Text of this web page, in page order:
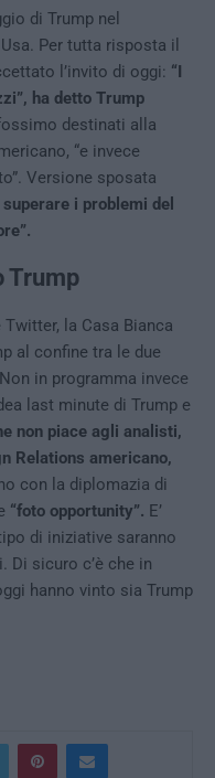
di Trump nel
Per tutta risposta il
l’invito di oggi: “I
ha detto Trump
destinati alla
“e invece
Versione sposata
i problemi del
Trump
la Casa Bianca
al confine tra le due
in programma invece
last minute di Trump e
non piace agli analisti,
Relations americano,
con la diplomazia di
“foto opportunity”. E’
di iniziative saranno
Di sicuro c’è che in
hanno vinto sia Trump